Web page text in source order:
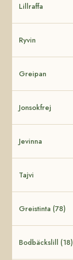
Lillraffa
Ryvin
Greipan
Jonsokfrej
Jevinna
Tajvi
Greistinta (78)
Bodbäckslill (18)